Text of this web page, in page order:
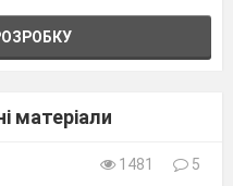
матеріали
1481
5